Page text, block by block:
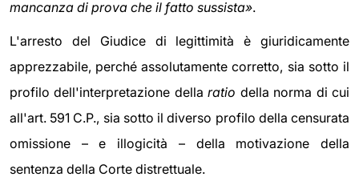
mancanza di prova che il fatto sussista».
L'arresto del Giudice di legittimità è giuridicamente
apprezzabile, perché assolutamente corretto, sia sotto il
profilo dell'interpretazione dellaratio della norma di cui
all'art. 591 C.P., sia sotto il diverso profilo della censurata
omissione – e illogicità – della motivazione della
sentenza della Corte distrettuale.